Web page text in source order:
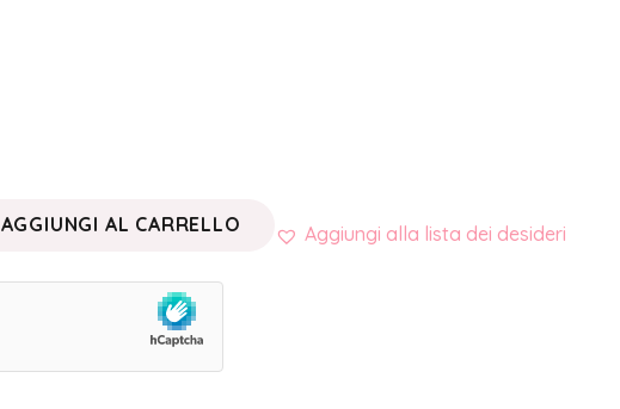
AGGIUNGI AL CARRELLO Aggiungi alla lista dei desideri